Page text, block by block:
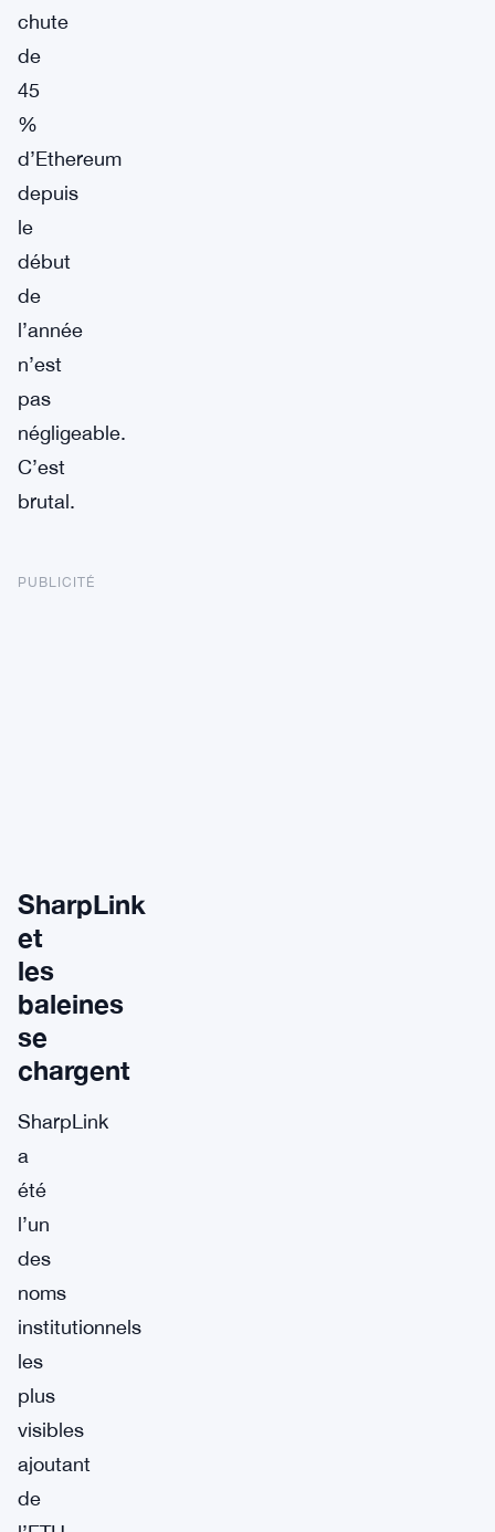
chute
de
45
%
d’Ethereum
depuis
le
début
de
l’année
n’est
pas
négligeable.
C’est
brutal.
PUBLICITÉ
SharpLink
et
les
baleines
se
chargent
SharpLink
a
été
l’un
des
noms
institutionnels
les
plus
visibles
ajoutant
de